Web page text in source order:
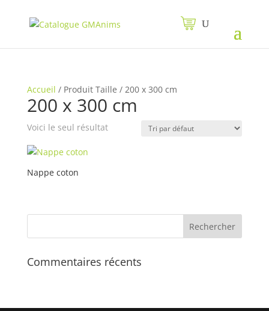
Accueil / Produit Taille / 200 x 300 cm
200 x 300 cm
Voici le seul résultat
Nappe coton
Commentaires récents